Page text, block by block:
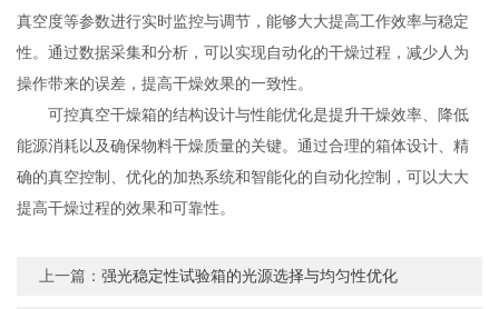
真空度等参数进行实时监控与调节，能够大大提高工作效率与稳定
性。通过数据采集和分析，可以实现自动化的干燥过程，减少人为
操作带来的误差，提高干燥效果的一致性。
可控真空干燥箱的结构设计与性能优化是提升干燥效率、降低
能源消耗以及确保物料干燥质量的关键。通过合理的箱体设计、精
确的真空控制、优化的加热系统和智能化的自动化控制，可以大大
提高干燥过程的效果和可靠性。
上一篇：强光稳定性试验箱的光源选择与均匀性优化